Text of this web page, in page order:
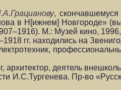
,
в Н[ижнем] Новгороде»
М.: Музей кино, 1996,
гг. находились на
деятель
И.С.Тургенева. Пр-во